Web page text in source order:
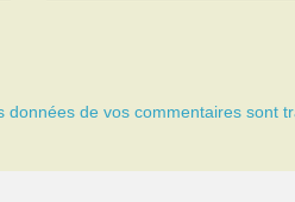
données de vos commentaires sont